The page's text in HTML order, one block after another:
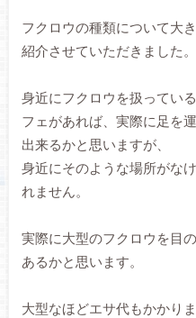
フクロウの種類について大
紹介させていただきました。
身近にフクロウを扱ってい
フェがあれば、実際に足を
出来るかと思いますが、
身近にそのような場所がな
れません。
実際に大型のフクロウを目
あるかと思います。
大型なほどエサ代もかかり